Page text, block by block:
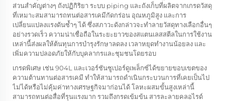
ส่วนสำคัญต่างๆ ถังปฏิกิริยา ระบบ piping และถังเก็บที่ผลิตจากเกรดวัสดุ
ที่เหมาะสมสามารถทนต่อสารเคมีกัดกร่อน อุณหภูมิสูง และการ
เปลี่ยนแปลงแรงดันซ้ำๆ ได้ ซึ่งสภาวะดังกล่าวจะทำลายวัสดุทางเลือกอื่นๆ
อย่างรวดเร็ว ความน่าเชื่อถือในระยะยาวของสแตนเลสสตีลในการใช้งาน
เหล่านี้ส่งผลให้ต้นทุนการบำรุงรักษาลดลง เวลาหยุดทำงานน้อยลง และ
เพิ่มความปลอดภัยให้กับบุคลากรและชุมชนโดยรอบ
เกรดพิเศษ เช่น 904L และเวอร์ชันซูเปอร์ดูเพล็กซ์ได้ขยายขอบเขตของ
ความต้านทานต่อสารเคมี ทำให้สามารถดำเนินกระบวนการที่เคยเป็นไป
ไม่ได้หรือไม่คุ้มค่าทางเศรษฐกิจมาก่อนได้ โลหะผสมขั้นสูงเหล่านี้
สามารถทนต่อสื่อที่รุนแรงมาก รวมถึงกรดเข้มข้น สารละลายคลอไรด์